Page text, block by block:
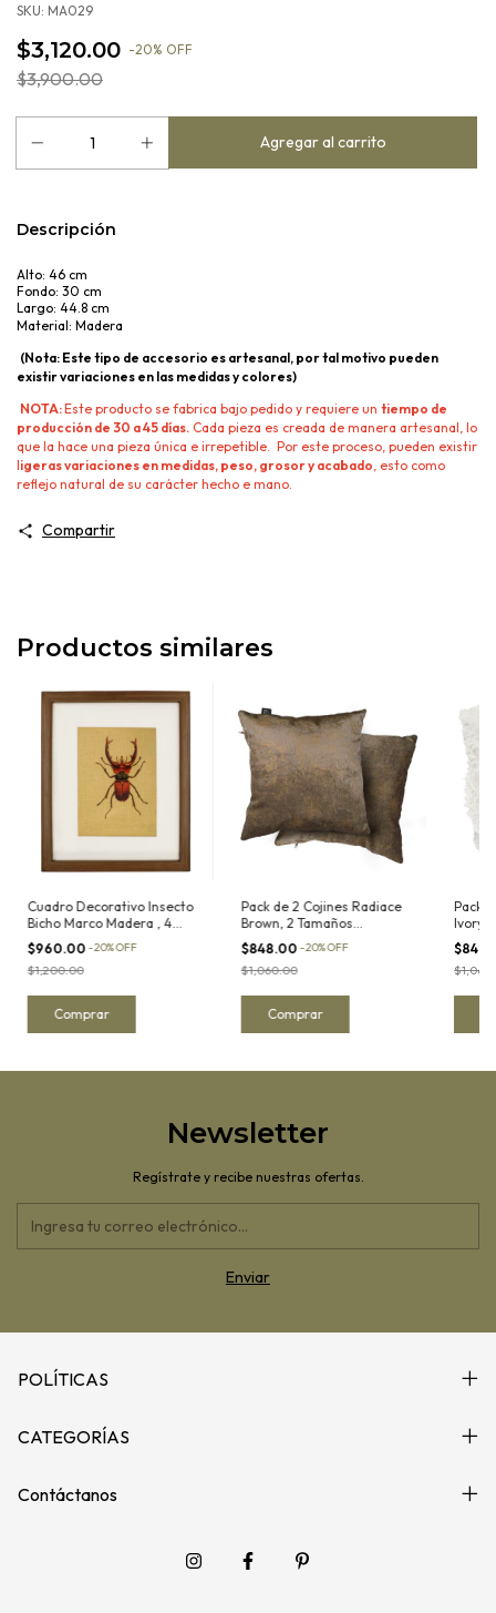
SKU: MA029
$3,120.00 -20% OFF
$3,900.00
Descripción
Alto: 46 cm
Fondo: 30 cm
Largo: 44.8 cm
Material: Madera
(Nota: Este tipo de accesorio es artesanal, por tal motivo pueden
existir variaciones en las medidas y colores)
NOTA:Este producto se fabrica bajo pedido y requiere un tiempo de
producción de 30 a 45 días. Cada pieza es creada de manera artesanal, lo
que la hace una pieza única e irrepetible. Por este proceso, pueden existir
ligeras variaciones en medidas, peso, grosor y acabado, esto como
reflejo natural de su carácter hecho e mano.
Compartir
Productos similares
Cuadro Decorativo Insecto
Bicho Marco Madera , 4
Modelos Disponibles
$960.00 -20%OFF
$1,200.00
Comprar
Pack de 2 Cojines Radiace
Brown, 2 Tamaños
Disponibles
$848.00 -20%OFF
$1,060.00
Comprar
Pack
Ivory,
Newsletter
Regístrate y recibe nuestras ofertas.
POLÍTICAS
CATEGORÍAS
Contáctanos